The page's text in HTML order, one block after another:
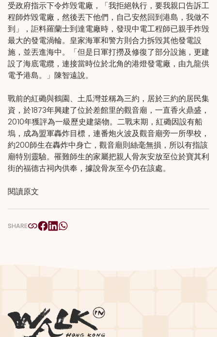
受政府指示下令炸毁電廠，「我拒絕執行，要我親口告訴工
程師炸毀電廠，然後丟下他們，自己安然回到港島，我做不
到」，詎料羅蘭士到達電廠時，發現中電工程師已親手炸毁
最大的發電渦輪。皇家海軍和警方則合力拆毁其他發電設
施，並丟進海中。「但是日軍打撈及修復了部分設施，更建
設了海底電纜，連接當時位於北角的港燈發電廠，由九龍供
電予港島。」陳智遠說。
戰前的紅磡與鶴園、土瓜灣並稱為三約，居於三約的居民集
資，於1873年興建了位於差館里的觀音廟，一直香火鼎盛，
2010年獲評為一級歷史建築物。二戰末期，紅磡因設有船
塢，成為盟軍轟炸目標，連番炮火波及觀音廟旁一所學校，
約200師生在轟炸中身亡，觀音廟則絲毫無損，所以有指該
廟特別靈驗。罹難師生的家屬把親人骨灰安放至位於寶其利
街的福德古祠內供奉，據說骨灰至今仍在該處。
閱讀原文
SHARE